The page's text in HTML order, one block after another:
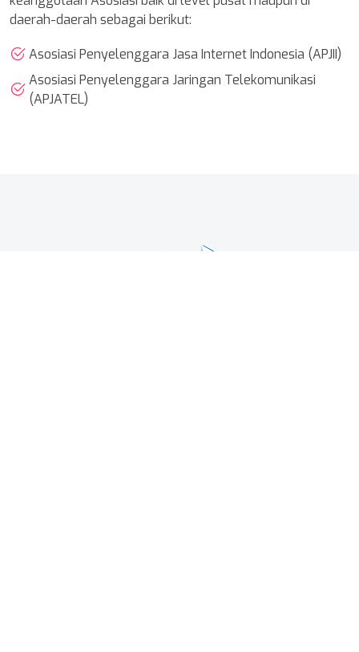
daerah-daerah sebagai berikut:
Asosiasi Penyelenggara Jasa Internet Indonesia (APJII)
Asosiasi Penyelenggara Jaringan Telekomunikasi
(APJATEL)